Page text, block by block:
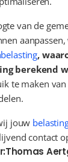
van de
,
berekend
te maken
jouw
contact
Thomas